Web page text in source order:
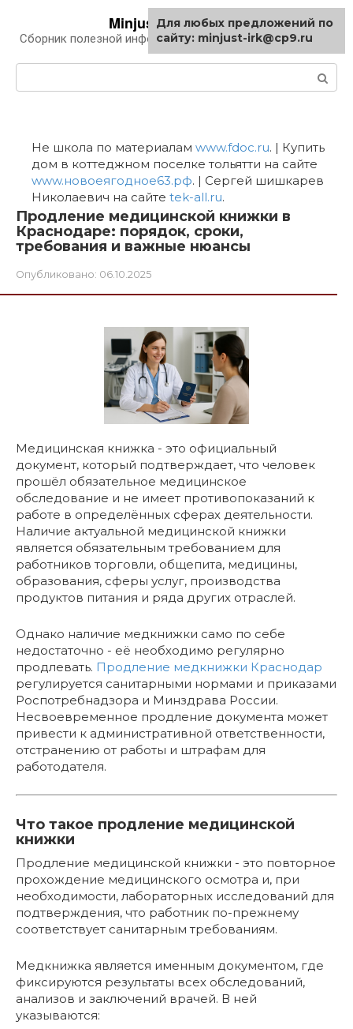
контенту
Minjust-irk.ru
Сборник полезной информации про автомобили
Не школа по материалам www.fdoc.ru. | Купить
дом в коттеджном поселке тольятти на сайте
www.новоеягодное63.рф. | Сергей шишкарев
Николаевич на сайте tek-all.ru.
Продление медицинской книжки в
Краснодаре: порядок, сроки,
требования и важные нюансы
Опубликовано: 06.10.2025
Медицинская книжка - это официальный
документ, который подтверждает, что человек
прошёл обязательное медицинское
обследование и не имеет противопоказаний к
работе в определённых сферах деятельности.
Наличие актуальной медицинской книжки
является обязательным требованием для
работников торговли, общепита, медицины,
образования, сферы услуг, производства
продуктов питания и ряда других отраслей.
Однако наличие медкнижки само по себе
недостаточно - её необходимо регулярно
продлевать. Продление медкнижки Краснодар
регулируется санитарными нормами и приказами
Роспотребнадзора и Минздрава России.
Несвоевременное продление документа может
привести к административной ответственности,
отстранению от работы и штрафам для
работодателя.
Что такое продление медицинской
книжки
Продление медицинской книжки - это повторное
прохождение медицинского осмотра и, при
необходимости, лабораторных исследований для
подтверждения, что работник по-прежнему
соответствует санитарным требованиям.
Медкнижка является именным документом, где
фиксируются результаты всех обследований,
анализов и заключений врачей. В ней
указываются:
Для любых предложений по
сайту: minjust-irk@cp9.ru